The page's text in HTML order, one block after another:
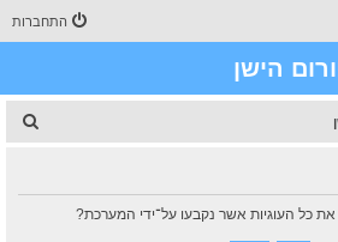
התחברות
הישן
כל העוגיות אשר נקבעו על־ידי המערכת?